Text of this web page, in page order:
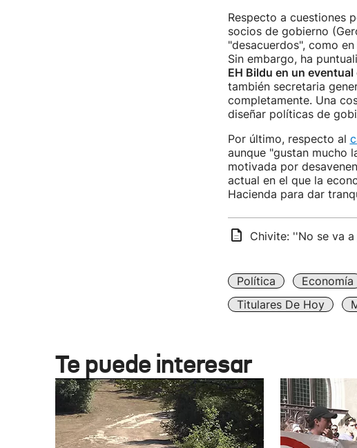
Respecto a cuestiones
socios de gobierno
"desacuerdos", como
Sin embargo, ha
EH Bildu en un
también secretaria
completamente. Una
diseñar políticas de
Por último, respecto al
aunque "gustan mucho
motivada por
actual en el que la
Hacienda para dar
Chivite: ''No se va
Política Economía
Titulares De Hoy
Te puede interesar